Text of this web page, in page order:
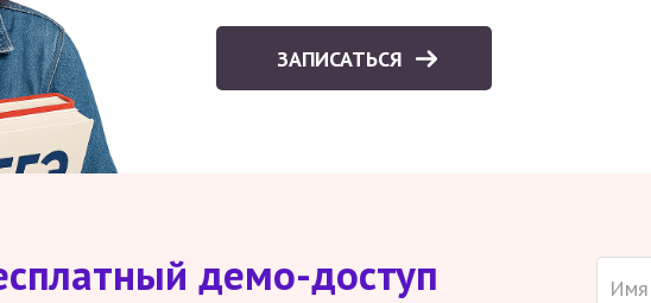
ЗАПИСАТЬСЯ
демо-доступ